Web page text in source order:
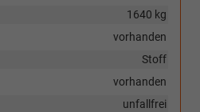
1640 kg
vorhanden
Stoff
vorhanden
unfallfrei